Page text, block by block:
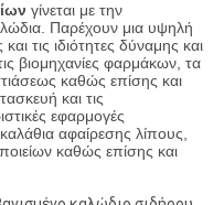
γίνεται με την
Παρέχουν μια υψηλή
τις ιδιότητες δύναμης και
βιομηχανίες φαρμάκων, τα
καθώς επίσης και
και τις
εφαρμογές
αφαίρεσης λίπους,
καθώς επίσης και